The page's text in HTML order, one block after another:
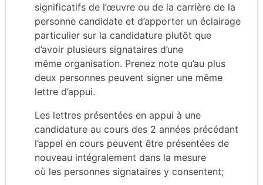
significatifs de l’œuvre ou de la carrière de la
personne candidate et d’apporter un éclairage
particulier sur la candidature plutôt que
d’avoir plusieurs signataires d’une
même organisation. Prenez note qu’au plus
deux personnes peuvent signer une même
lettre d’appui.
Les lettres présentées en appui à une
candidature au cours des 2 années précédant
l’appel en cours peuvent être présentées de
nouveau intégralement dans la mesure
où les personnes signataires y consentent;